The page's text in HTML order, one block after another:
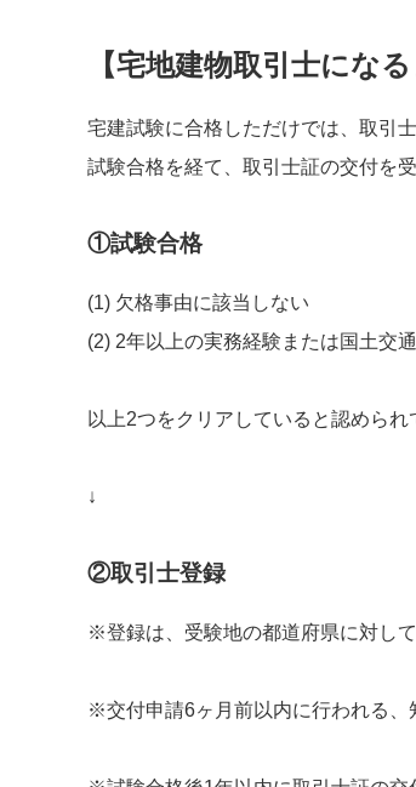
【宅地建物取引士にな
宅建試験に合格しただけでは、取引
試験合格を経て、取引士証の交付を
①試験合格
(1) 欠格事由に該当しない
(2) 2年以上の実務経験または国土交
以上2つをクリアしていると認めら
↓
②取引士登録
※登録は、受験地の都道府県に対して
※交付申請6ヶ月前以内に行われる、